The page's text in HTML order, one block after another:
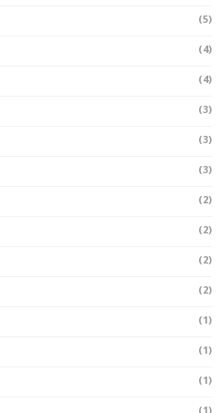
(5)
(4)
(4)
(3)
(3)
(3)
(2)
(2)
(2)
(2)
(1)
(1)
(1)